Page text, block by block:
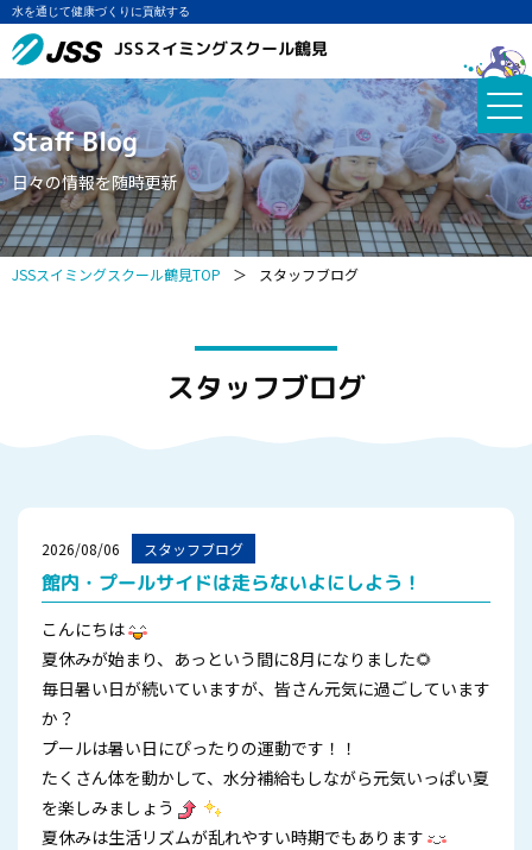
水を通じて健康づくりに貢献する
JSSスイミングスクール鶴見
Staff Blog
日々の情報を随時更新
JSSスイミングスクール鶴見TOP ＞ スタッフブログ
スタッフブログ
2026/08/06 スタッフブログ
館内・プールサイドは走らないよにしよう！
こんにちは
夏休みが始まり、あっという間に8月になりました🌻
毎日暑い日が続いていますが、皆さん元気に過ごしています
か？
プールは暑い日にぴったりの運動です！！
たくさん体を動かして、水分補給もしながら元気いっぱい夏
を楽しみましょう
夏休みは生活リズムが乱れやすい時期でもあります